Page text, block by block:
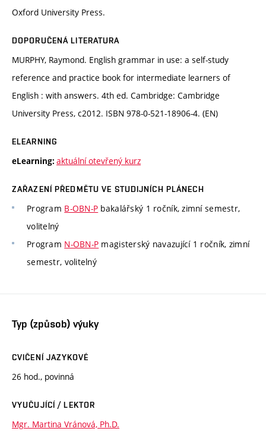
Oxford University Press.
DOPORUČENÁ LITERATURA
MURPHY, Raymond. English grammar in use: a self-study
reference and practice book for intermediate learners of
English : with answers. 4th ed. Cambridge: Cambridge
University Press, c2012. ISBN 978-0-521-18906-4. (EN)
ELEARNING
eLearning: aktuální otevřený kurz
ZAŘAZENÍ PŘEDMĚTU VE STUDIJNÍCH PLÁNECH
Program B-OBN-P bakalářský 1 ročník, zimní semestr,
volitelný
Program N-OBN-P magisterský navazující 1 ročník, zimní
semestr, volitelný
Typ (způsob) výuky
CVIČENÍ JAZYKOVÉ
26 hod., povinná
VYUČUJÍCÍ / LEKTOR
Mgr. Martina Vránová, Ph.D.